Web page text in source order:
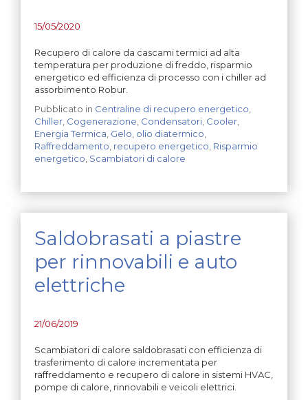
15/05/2020
Recupero di calore da cascami termici ad alta
temperatura per produzione di freddo, risparmio
energetico ed efficienza di processo con i chiller ad
assorbimento Robur.
Pubblicato in Centraline di recupero energetico
Chiller Cogenerazione Condensatori Cooler
Energia Termica Gelo olio diatermico
Raffreddamento recupero energetico Risparmio
energetico Scambiatori di calore
Saldobrasati a piastre
per rinnovabili e auto
elettriche
21/06/2019
Scambiatori di calore saldobrasati con efficienza di
trasferimento di calore incrementata per
raffreddamento e recupero di calore in sistemi HVAC,
pompe di calore, rinnovabili e veicoli elettrici.